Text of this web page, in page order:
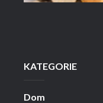
KATEGORIE
Dom